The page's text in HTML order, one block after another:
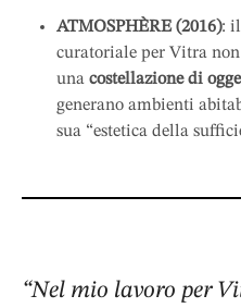
ATMOSPHÈRE (2016):
curatoriale per Vitra
una costellazione di
generano ambienti
sua “estetica della
“Nel mio lavoro per